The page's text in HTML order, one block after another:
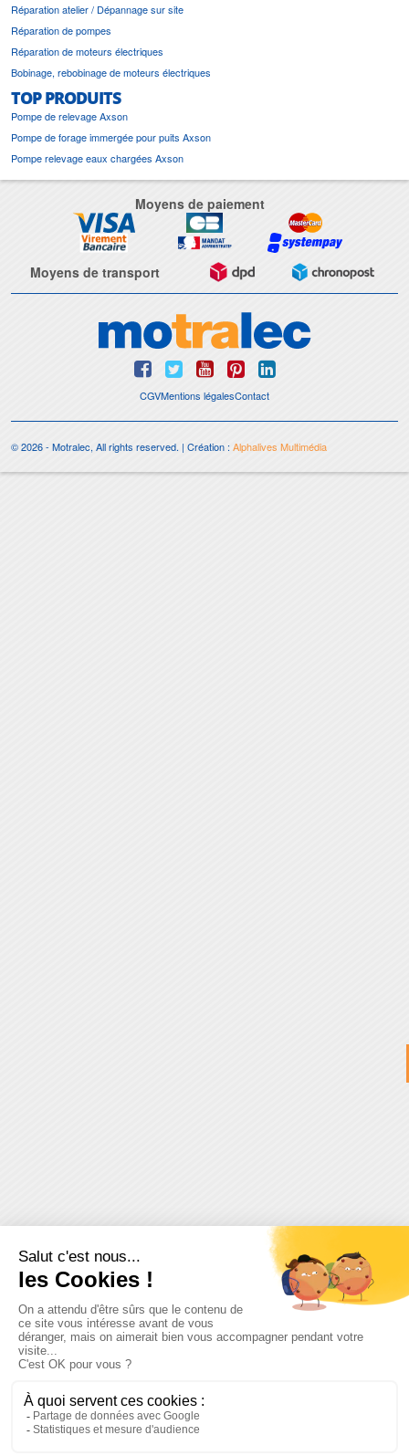
Réparation atelier / Dépannage sur site
Réparation de pompes
Réparation de moteurs électriques
Bobinage, rebobinage de moteurs électriques
TOP PRODUITS
Pompe de relevage Axson
Pompe de forage immergée pour puits Axson
Pompe relevage eaux chargées Axson
Moyens de paiement
Moyens de transport
CGVMentions légalesContact
© 2026 - Motralec, All rights reserved. | Création :Alphalives Multimédia